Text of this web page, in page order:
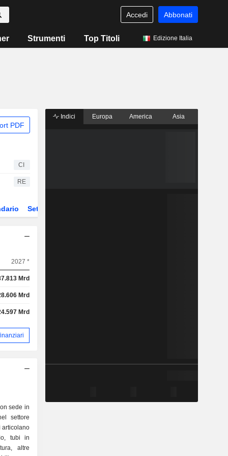
Accedi Abbonati
Strumenti Top Titoli Edizione Italia
PDF
CI
RE
Settore
2027 *
Mrd
Mrd
Mrd
sede in
settore
articolano
tubi in
altre
Indici Europa America Asia